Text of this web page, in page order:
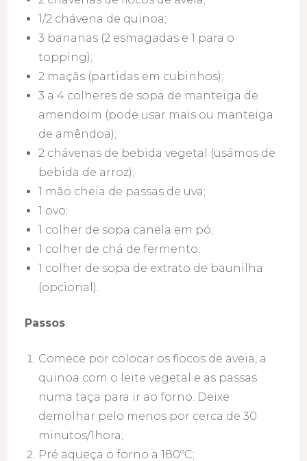
1/2 chávena de quinoa;
3 bananas (2 esmagadas e 1 para o
topping);
2 maçãs (partidas em cubinhos);
3 a 4 colheres de sopa de manteiga de
amendoim (pode usar mais ou manteiga
de amêndoa);
2 chávenas de bebida vegetal (usámos de
bebida de arroz);
1 mão cheia de passas de uva;
1 ovo;
1 colher de sopa canela em pó;
1 colher de chá de fermento;
1 colher de sopa de extrato de baunilha
(opcional).
Passos:
Comece por colocar os flocos de aveia, a
quinoa com o leite vegetal e as passas
numa taça para ir ao forno. Deixe
demolhar pelo menos por cerca de 30
minutos/1hora;
Pré aqueça o forno a 180ºC;